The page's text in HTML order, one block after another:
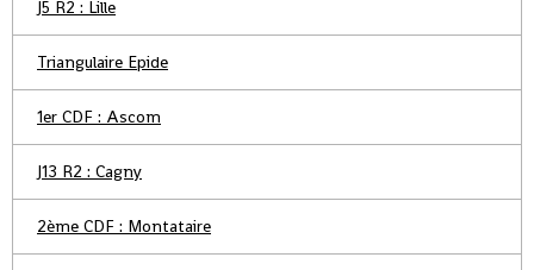
J5 R2 : Lille
Triangulaire Epide
1er CDF : Ascom
J13 R2 : Cagny
2ème CDF : Montataire